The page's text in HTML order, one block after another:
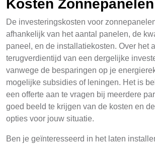
Kosten Zonnepanelen
De investeringskosten voor
afhankelijk van het aantal panelen, de
paneel, en de installatiekosten. Over het
terugverdientijd van een dergelijke
vanwege de besparingen op je
mogelijke subsidies of leningen. Het is
een offerte aan te vragen bij meerdere
goed beeld te krijgen van de kosten en
opties voor jouw situatie.
Ben je geïnteresseerd in het laten